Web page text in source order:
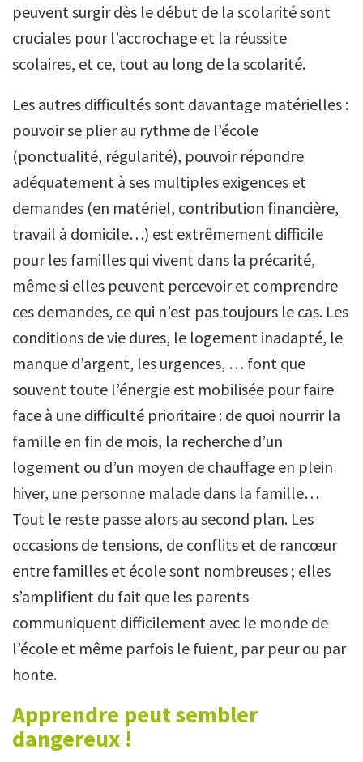
peuvent surgir dès le début de la scolarité sont
cruciales pour l’accrochage et la réussite
scolaires, et ce, tout au long de la scolarité.
Les autres difficultés sont davantage matérielles :
pouvoir se plier au rythme de l’école
(ponctualité, régularité), pouvoir répondre
adéquatement à ses multiples exigences et
demandes (en matériel, contribution financière,
travail à domicile…) est extrêmement difficile
pour les familles qui vivent dans la précarité,
même si elles peuvent percevoir et comprendre
ces demandes, ce qui n’est pas toujours le cas. Les
conditions de vie dures, le logement inadapté, le
manque d’argent, les urgences, … font que
souvent toute l’énergie est mobilisée pour faire
face à une difficulté prioritaire : de quoi nourrir la
famille en fin de mois, la recherche d’un
logement ou d’un moyen de chauffage en plein
hiver, une personne malade dans la famille…
Tout le reste passe alors au second plan. Les
occasions de tensions, de conflits et de rancœur
entre familles et école sont nombreuses ; elles
s’amplifient du fait que les parents
communiquent difficilement avec le monde de
l’école et même parfois le fuient, par peur ou par
honte.
Apprendre peut sembler
dangereux !